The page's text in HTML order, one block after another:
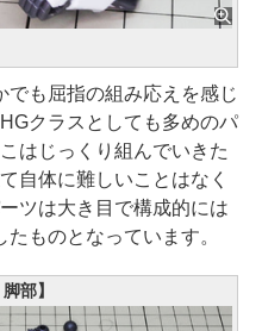
も屈指の組み応えを感じ
クラスとしても多めのパ
はじっくり組んでいきた
自体に難しいことはなく
ツは大き目で構成的には
ものとなっています。
部】